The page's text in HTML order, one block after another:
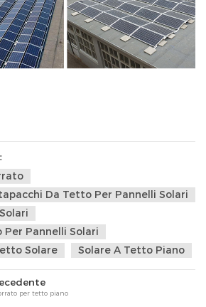
Da Tetto Per Pannelli Solari
Pannelli Solari
Solare
Solare A Tetto Piano
per tetto piano